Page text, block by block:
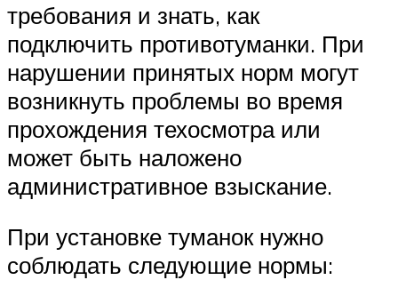
требования и знать, как
подключить противотуманки. При
нарушении принятых норм могут
возникнуть проблемы во время
прохождения техосмотра или
может быть наложено
административное взыскание.
При установке туманок нужно
соблюдать следующие нормы: